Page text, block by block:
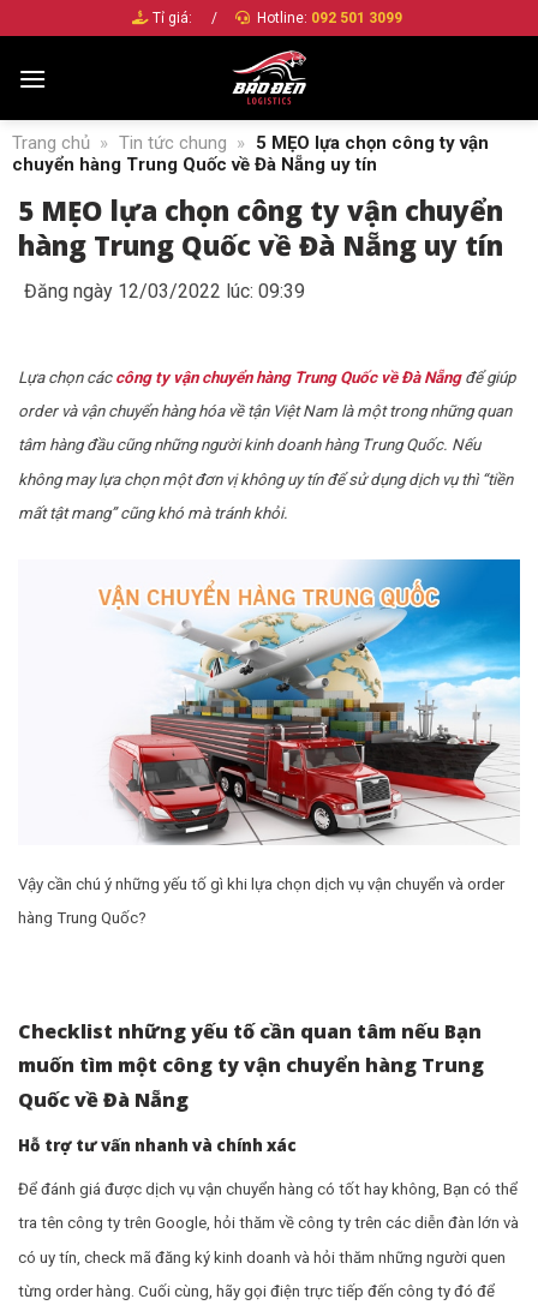
nội
Tỉ giá: / Hotline: 092 501 3099
Trang chủ » Tin tức chung »
5 MẸO lựa chọn công ty vận
chuyển hàng Trung Quốc về Đà Nẵng uy tín
5 MẸO lựa chọn công ty vận chuyển
hàng Trung Quốc về Đà Nẵng uy tín
Đăng ngày 12/03/2022 lúc: 09:39
Lựa chọn các công ty vận chuyển hàng Trung Quốc về Đà Nẵngđể giúp
order và vận chuyển hàng hóa về tận Việt Nam là một trong những quan
tâm hàng đầu cũng những người kinh doanh hàng Trung Quốc. Nếu
không may lựa chọn một đơn vị không uy tín để sử dụng dịch vụ thì “tiền
mất tật mang” cũng khó mà tránh khỏi.
Vậy cần chú ý những yếu tố gì khi lựa chọn dịch vụ vận chuyển và order
hàng Trung Quốc?
Checklist những yếu tố cần quan tâm nếu Bạn
muốn tìm một công ty vận chuyển hàng Trung
Quốc về Đà Nẵng
Hỗ trợ tư vấn nhanh và chính xác
Để đánh giá được dịch vụ vận chuyển hàng có tốt hay không, Bạn có thể
tra tên công ty trên Google, hỏi thăm về công ty trên các diễn đàn lớn và
có uy tín, check mã đăng ký kinh doanh và hỏi thăm những người quen
từng order hàng. Cuối cùng, hãy gọi điện trực tiếp đến công ty đó để